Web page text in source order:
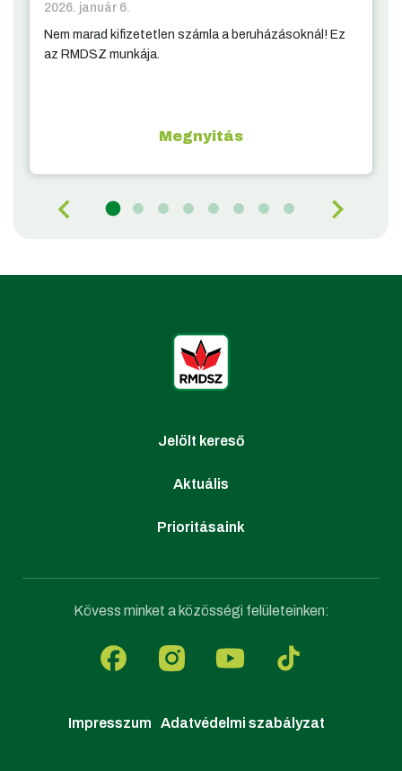
2026. január 6.
Nem marad kifizetetlen számla a beruházásoknál! Ez
az RMDSZ munkája.
Megnyitás
Jelölt kereső
Aktuális
Prioritásaink
Kövess minket a közösségi felületeinken:
Impresszum Adatvédelmi szabályzat